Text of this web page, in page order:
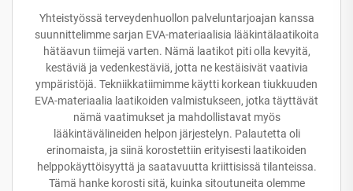
Yhteistyössä terveydenhuollon palveluntarjoajan kanssa
suunnittelimme sarjan EVA-materiaalisia lääkintälaatikoita
hätäavun tiimejä varten. Nämä laatikot piti olla kevyitä,
kestäviä ja vedenkestäviä, jotta ne kestäisivät vaativia
ympäristöjä. Tekniikkatiimimme käytti korkean tiukkuuden
EVA-materiaalia laatikoiden valmistukseen, jotka täyttävät
nämä vaatimukset ja mahdollistavat myös
lääkintävälineiden helpon järjestelyn. Palautetta oli
erinomaista, ja siinä korostettiin erityisesti laatikoiden
helppokäyttöisyyttä ja saatavuutta kriittisissä tilanteissa.
Tämä hanke korosti sitä, kuinka sitoutuneita olemme